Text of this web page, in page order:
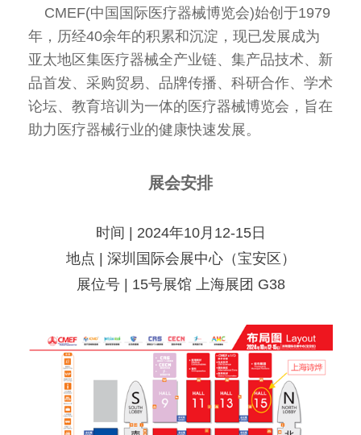
CMEF(中国国际医疗器械博览会)始创于1979
年，历经40余年的积累和沉淀，现已发展成为
亚太地区集医疗器械全产业链、集产品技术、新
品首发、采购贸易、品牌传播、科研合作、学术
论坛、教育培训为一体的医疗器械博览会，旨在
助力医疗器械行业的健康快速发展。
展会安排
时间 | 2024年10月12-15日
地点 | 深圳国际会展中心（宝安区）
展位号 | 15号展馆 上海展团 G38